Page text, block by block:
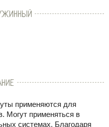
применяются для
Могут применяться в
системах. Благодаря